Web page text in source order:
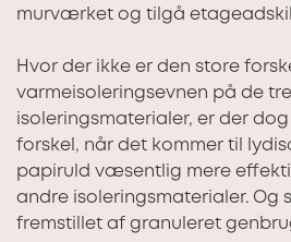
murværket og tilgå
Hvor der ikke er den store
varmeisoleringsevnen på de
isoleringsmaterialer, er der
forskel, når det kommer til
papiruld væsentlig mere
andre isoleringsmaterialer. Og
fremstillet af granuleret